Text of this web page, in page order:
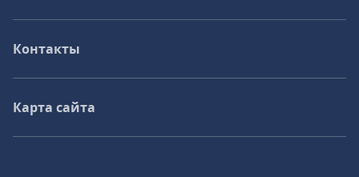
Контакты
Карта сайта